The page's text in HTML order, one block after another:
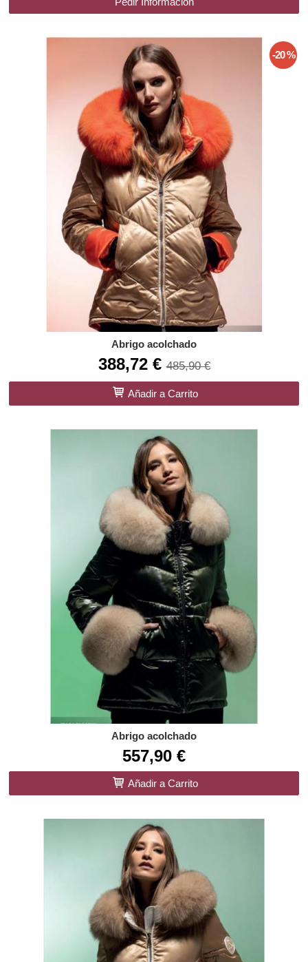
-20 %
Abrigo acolchado
388,72 €485,90 €
Añadir a Carrito
Abrigo acolchado
557,90 €
Añadir a Carrito